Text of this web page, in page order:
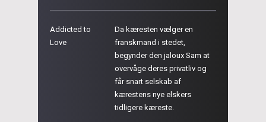
Addicted to
Love
Da kæresten vælger en
franskmand i stedet,
begynder den jaloux Sam at
overvåge deres privatliv og
får snart selskab af
kærestens nye elskers
tidligere kæreste.